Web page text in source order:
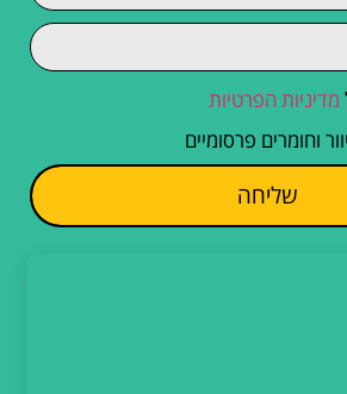
מדיניות הפרטיות
וחומרים פרסומיים
שליחה